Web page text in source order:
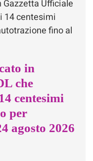
in
che
centesimi
per
agosto 2026